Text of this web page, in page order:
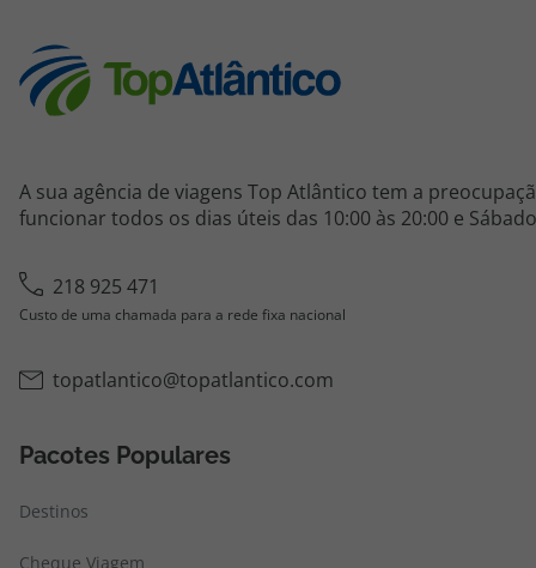
A sua agência de viagens Top Atlântico tem a
funcionar todos os dias úteis das 10:00 às 20:00 e
218 925 471
Custo de uma chamada para a rede fixa nacional
topatlantico@topatlantico.com
Pacotes Populares
Destinos
Cheque Viagem